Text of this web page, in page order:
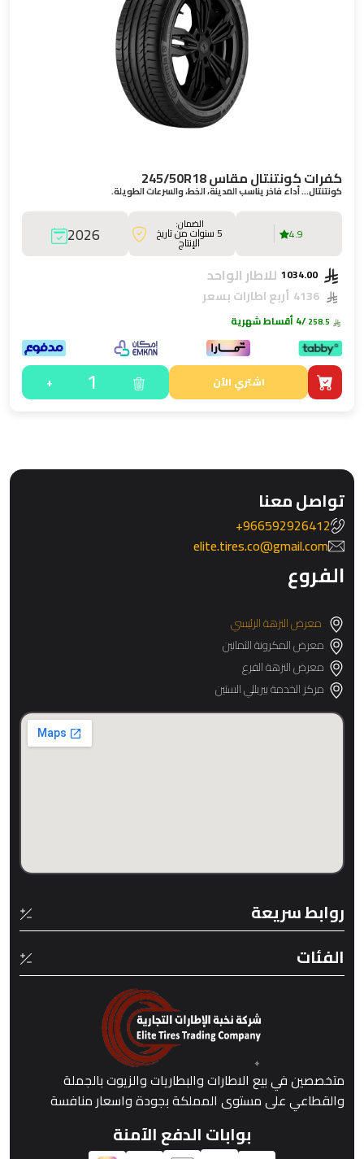
كفرات كونتنتال مقاس 245/50R18
كونتنتال… أداء فاخر يناسب المدينة، الخط، والسرعات الطويلة.
4.9
الضمان:
5 سنوات من تاريخ
الإنتاج 2026
للاطار الواحد
أربع اطارات بسعر
/4 أقساط شهرية
اشتري الآن 1
+
تواصل معنا
966592926412+
elite.tires.co@gmail.com
الفروع
معرض النزهة الرئيسي
معرض المكرونة الثمانين
معرض النزهة الفرع
مركز الخدمة بيريللي الستين
روابط سريعة
الفئات
متخصصين في بيع الاطارات والبطاريات والزيوت بالجملة
والقطاعي على مستوى المملكة بجودة واسعار منافسة
بوابات الدفع الآمنة